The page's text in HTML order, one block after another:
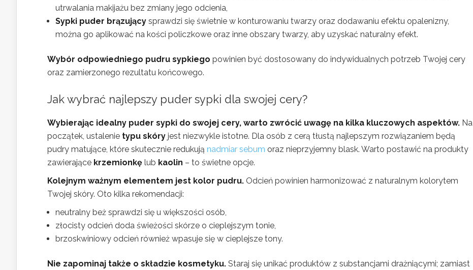
utrwalania makijażu bez zmiany jego odcienia,
Sypki puder brązujący sprawdzi się świetnie w konturowaniu twarzy oraz dodawaniu efektu opalenizny,
można go aplikować na kości policzkowe oraz inne obszary twarzy, aby uzyskać naturalny efekt.
Wybór odpowiedniego pudru sypkiego powinien być dostosowany do indywidualnych potrzeb Twojej cery
oraz zamierzonego rezultatu końcowego.
Jak wybrać najlepszy puder sypki dla swojej cery?
Wybierając idealny puder sypki do swojej cery, warto zwrócić uwagę na kilka kluczowych aspektów. Na
początek, ustalenie typu skóry jest niezwykle istotne. Dla osób z cerą tłustą najlepszym rozwiązaniem będą
pudry matujące, które skutecznie redukują nadmiar sebum oraz nieprzyjemny blask. Warto postawić na produkty
zawierające krzemionkę lub kaolin – to świetne opcje.
Kolejnym ważnym elementem jest kolor pudru. Odcień powinien harmonizować z naturalnym kolorytem
Twojej skóry. Oto kilka rekomendacji:
neutralny beż sprawdzi się u większości osób,
złocisty odcień doda świeżości skórze o cieplejszym tonie,
brzoskwiniowy odcień również wpasuje się w cieplejsze tony.
Nie zapominaj także o składzie kosmetyku. Staraj się unikać produktów z substancjami drażniącymi; zamiast